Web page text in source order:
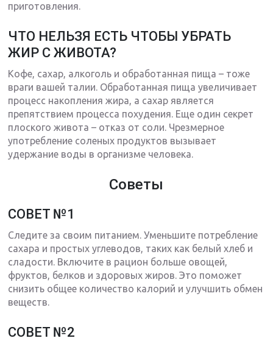
приготовления.
ЧТО НЕЛЬЗЯ ЕСТЬ ЧТОБЫ УБРАТЬ
ЖИР С ЖИВОТА?
Кофе, сахар, алкоголь и обработанная пища – тоже
враги вашей талии. Обработанная пища увеличивает
процесс накопления жира, а сахар является
препятствием процесса похудения. Еще один секрет
плоского живота – отказ от соли. Чрезмерное
употребление соленых продуктов вызывает
удержание воды в организме человека.
Советы
СОВЕТ №1
Следите за своим питанием. Уменьшите потребление
сахара и простых углеводов, таких как белый хлеб и
сладости. Включите в рацион больше овощей,
фруктов, белков и здоровых жиров. Это поможет
снизить общее количество калорий и улучшить обмен
веществ.
СОВЕТ №2